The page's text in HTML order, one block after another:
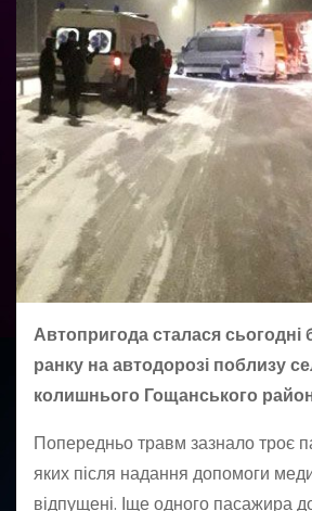
Автопригода сталася сьогодні
ранку на автодорозі поблизу
колишнього Гощанського
Попередньо травм зазнало троє
яких після надання допомоги
відпущені. Іще одного пасажира